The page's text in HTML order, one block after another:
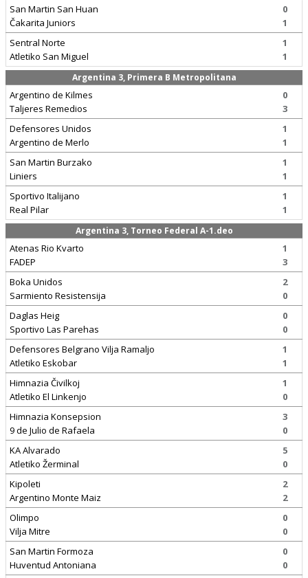
San Martin San Huan
Čakarita Juniors
0
1
Sentral Norte
Atletiko San Miguel
1
1
Argentina 3, Primera B Metropolitana
Argentino de Kilmes
Taljeres Remedios
0
3
Defensores Unidos
Argentino de Merlo
1
1
San Martin Burzako
Liniers
1
1
Sportivo Italijano
Real Pilar
1
1
Argentina 3, Torneo Federal A-1.deo
Atenas Rio Kvarto
FADEP
1
3
Boka Unidos
Sarmiento Resistensija
2
0
Daglas Heig
Sportivo Las Parehas
0
0
Defensores Belgrano Vilja Ramaljo
Atletiko Eskobar
1
1
Himnazia Čivilkoj
Atletiko El Linkenjo
1
0
Himnazia Konsepsion
9 de Julio de Rafaela
3
0
KA Alvarado
Atletiko Žerminal
5
0
Kipoleti
Argentino Monte Maiz
2
2
Olimpo
Vilja Mitre
0
0
San Martin Formoza
Huventud Antoniana
0
0